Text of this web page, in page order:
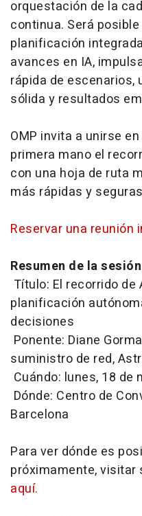
orquestación de la
continua. Será
planificación
avances en IA,
rápida de escenarios,
sólida y resultados
OMP invita a unirse
primera mano el
con una hoja de ruta
más rápidas y
Reservar una reunión
Resumen de la sesión
Título: El recorrido
planificación
decisiones
Ponente: Diane
suministro de red,
Cuándo: lunes, 18 de
Dónde: Centro de
Barcelona
Para ver dónde es
próximamente, visitar
aquí.